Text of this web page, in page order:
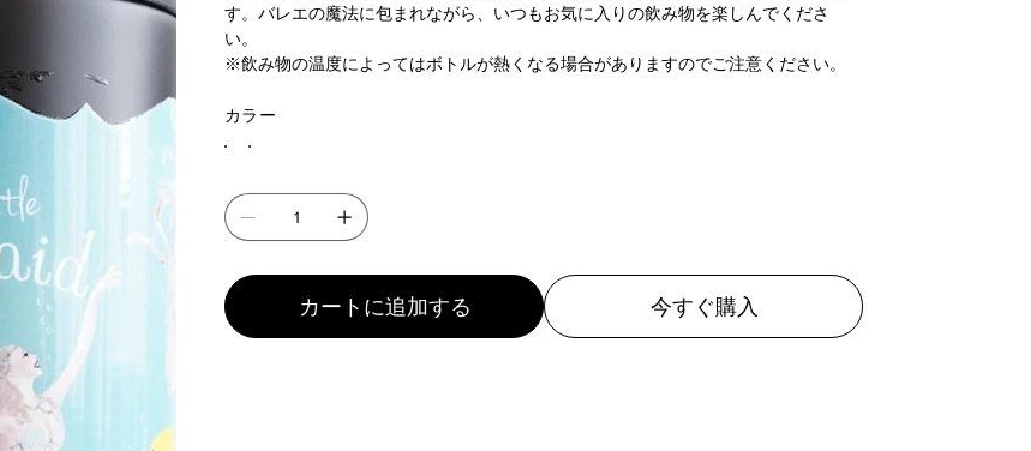
す。バレエの魔法に包まれながら、いつもお気に入りの飲み物を楽しんでくださ
い。
※飲み物の温度によってはボトルが熱くなる場合がありますのでご注意ください。
カラー
カートに追加する 今すぐ購入